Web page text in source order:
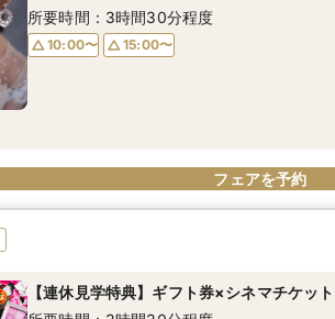
所要時間：3時間30分程度
10:00〜 15:00〜
フェアを予約
【連休見学特典】ギフト券×シネマチケッ